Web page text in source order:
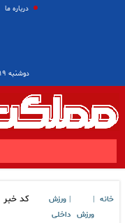
درباره ما
دوشنبه ۱۹ مرداد ۱۴۰۵
خانه
ورزش
ورزش
داخلی
کد خبر